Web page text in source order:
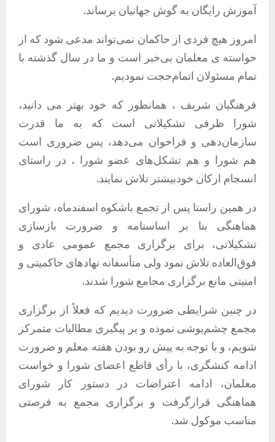
آموزش رایگان به گوش جهانیان برساند.
امروز هیچ فردی از حاکمان نمی‌تواند مدعی شود که از
خواسته ی معلمان بی‌خبر است و ما در سال گذشته با
تمام مسئولان اتمام‌حجت نمودیم.
فرهنگیان شریف ، همانطور که خود بهتر می دانید،
شورا ظرفی تشکیلاتی است که به ما قدرت
سازمان‌دهی و فراخوان می‌دهد، پس ضروری است
هم شورا و هم تشکل‌های عضو شورا ، در راستای
انسجام ارکان خودبیشتر تلاش نمایند.
در همین راستا پس از تجمع باشکوه اسفندماه، شورای
هماهنگی بنا بر اساسنامه و ضرورت بازسازی
تشکیلاتی، برای برگزاری مجمع عمومی عادی و
فوق‌العاده تلاش نمود ولی متأسفانه نهادهای حاکمیتی و
امنیتی مانع برگزاری مجامع شورا شدند.
در چنین شرایطی ضرورت دیدیم که فعلاً از برگزاری
مجمع چشم‌پوشی نموده و بر پیگیری مطالبات متمرکز
شویم، و با توجه به ‌پیش رو بودن هفته معلم و ضرورت
ادامه کنشگری، با رأی قاطع اعضای شورا و خواست
معلمان، ادامه اعتراضات در دستور کار شورای
هماهنگی قرارگرفت و برگزاری مجمع به فرصتی
مناسب موکول شد.